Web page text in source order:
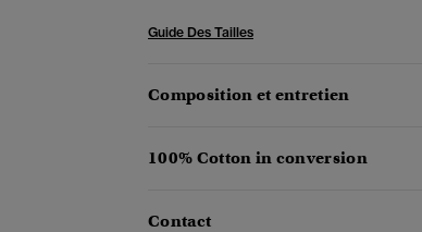
Guide Des Tailles
Composition et entretien
100% Cotton in conversion
Contact